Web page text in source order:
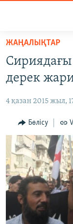
Skip
main
content
to
Navigation
Skip
Search
САЯСАТ
AZATTYQTV
ҚАҢТАР
АДАМ
ӘЛЕУМЕТ
ӘЛЕМ
АРНАЙЫ
Русский
ЖАҢАЛЫҚТАР
дерек
4 қазан 2015 жыл,
Бөлісу